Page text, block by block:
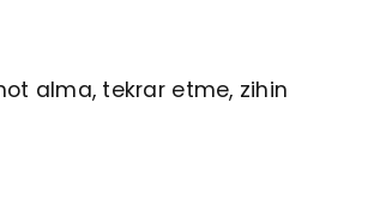
alma, tekrar etme, zihin